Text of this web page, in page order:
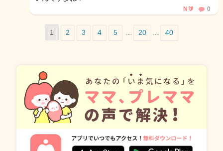
N🔰 0
1 2 3 4 5 20 40